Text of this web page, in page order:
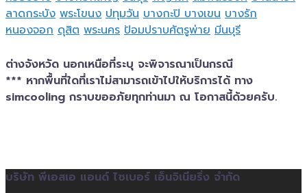
ลาดกระบัง พระโขนง ปทุมวัน บางกะปิ บางเขน บางรัก
หนองจอก ดุสิต พระนคร ป้อมปราบศัตรูพ่าย มีนบุรี
ต่างจังหวัด นอกเหนือที่ระบุ จะพิจารณาเป็นกรณี
*** หากพื้นที่ใดที่เราไม่สามารถเข้าไปให้บริการได้ ทาง
simcooling กราบขออภัยทุกท่านมา ณ โอกาสนี้ด้วยครับ.
บริษัท พีเอสเอ แอนด์ ไซเบอร์ เอ็นจิเนียริ่ง จำกัด